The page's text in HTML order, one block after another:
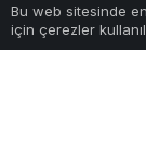
15 Eylül
Bu web sitesinde
için çerezler
Anasayfa